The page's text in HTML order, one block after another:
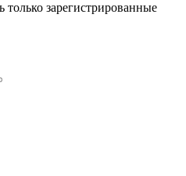
только зарегистрированные